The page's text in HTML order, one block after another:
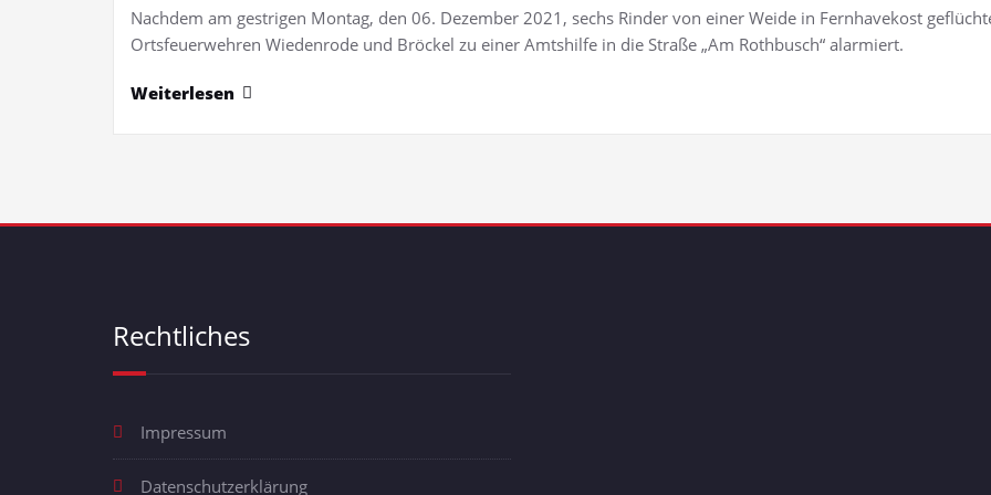
Nachdem am gestrigen Montag, den 06. Dezember 2021, sechs Rinder von einer Weide in Fernhavekost
Ortsfeuerwehren Wiedenrode und Bröckel zu einer Amtshilfe in die Straße „Am Rothbusch“ alarmiert.
Weiterlesen
Rechtliches
Impressum
Datenschutzerklärung